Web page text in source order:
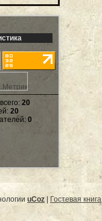
20
20
0
uCoz Гостевая книга